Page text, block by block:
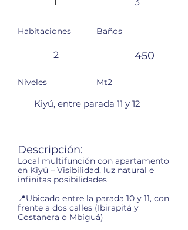
Habitaciones Baños
2
Niveles
450
Mt2
Kiyú, entre parada 11 y 12
Descripción:
Local multifunción con apartamento
en Kiyú – Visibilidad, luz natural e
infinitas posibilidades
📍Ubicado entre la parada 10 y 11, con
frente a dos calles (Ibirapitá y
Costanera o Mbiguá)